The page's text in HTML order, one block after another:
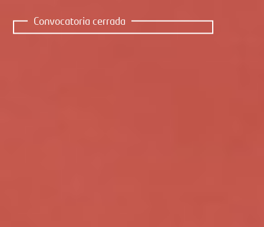
Convocatoria cerrada